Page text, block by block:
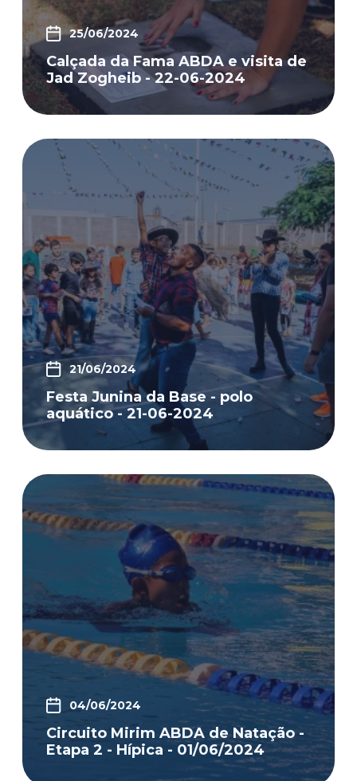
25/06/2024
Calçada da Fama ABDA e visita de
Jad Zogheib - 22-06-2024
21/06/2024
Festa Junina da Base - polo
aquático - 21-06-2024
04/06/2024
Circuito Mirim ABDA de Natação -
Etapa 2 - Hípica - 01/06/2024